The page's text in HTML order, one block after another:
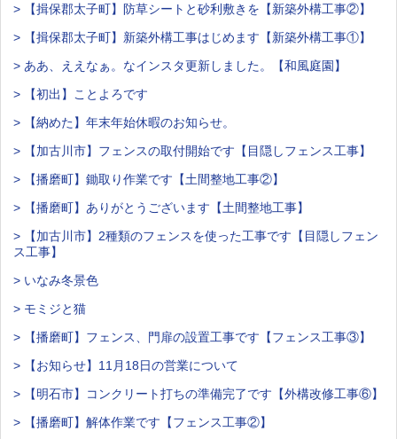
> 【揖保郡太子町】防草シートと砂利敷きを【新築外構工事②】
> 【揖保郡太子町】新築外構工事はじめます【新築外構工事①】
> ああ、ええなぁ。なインスタ更新しました。【和風庭園】
> 【初出】ことよろです
> 【納めた】年末年始休暇のお知らせ。
> 【加古川市】フェンスの取付開始です【目隠しフェンス工事】
> 【播磨町】鋤取り作業です【土間整地工事②】
> 【播磨町】ありがとうございます【土間整地工事】
> 【加古川市】2種類のフェンスを使った工事です【目隠しフェン
ス工事】
> いなみ冬景色
> モミジと猫
> 【播磨町】フェンス、門扉の設置工事です【フェンス工事③】
> 【お知らせ】11月18日の営業について
> 【明石市】コンクリート打ちの準備完了です【外構改修工事⑥】
> 【播磨町】解体作業です【フェンス工事②】